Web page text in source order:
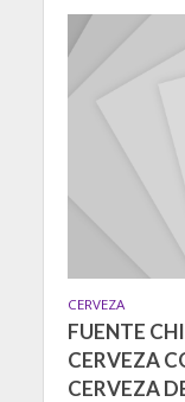
CERVEZA
FUENTE
CERVEZA
CERVEZA